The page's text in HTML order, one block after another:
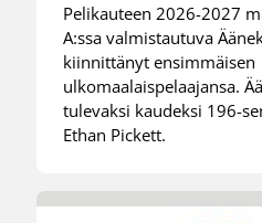
Pelikauteen 2026-2027
A:ssa valmistautuva
kiinnittänyt ensimmäisen
ulkomaalaispelaajansa.
tulevaksi kaudeksi 196-
Ethan Pickett.